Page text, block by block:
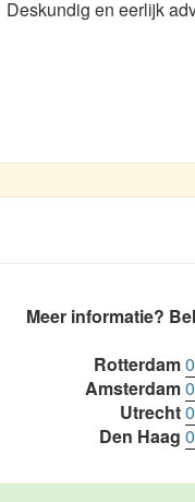
Deskundig en eerlijk
Meer informatie?
Rotterdam
Amsterdam
Utrecht
Den Haag